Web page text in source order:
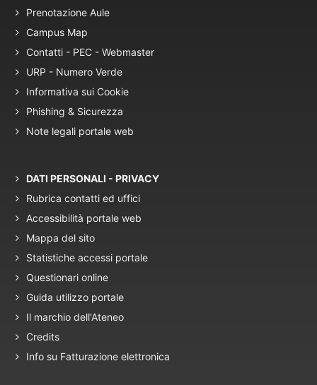
Prenotazione Aule
Campus Map
Contatti - PEC - Webmaster
URP - Numero Verde
Informativa sui Cookie
Phishing & Sicurezza
Note legali portale web
DATI PERSONALI - PRIVACY
Rubrica contatti ed uffici
Accessibilità portale web
Mappa del sito
Statistiche accessi portale
Questionari online
Guida utilizzo portale
Il marchio dell'Ateneo
Credits
Info su Fatturazione elettronica